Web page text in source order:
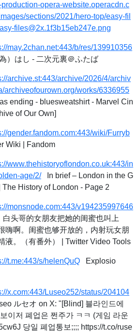
opera-website.operacdn.c
sections/2021/hero-top/easy-fil
files@2x.1f3b15eb247e.png
may.2chan.net:443/b/res/139910356
）はし - 二次元裏＠ふたば
archive.st:443/archive/2026/4/archiv
archiveofourown.org/works/6336955
ending - bluesweatshirt - Marvel Cin
of Our Own]
gender.fandom.com:443/wiki/Furryb
Wiki | Fandom
www.thehistoryoflondon.co.uk:443/in
age/2/In brief – London in the G
History of London - Page 2
monsnode.com:443/v194235997646
头哥的女朋友把她的闺蜜也叫上
嗨啊。闺蜜也够开放的，内射玩女朋
液。（有番外） | Twitter Video Tools
t.me:443/s/helenQuQ Explosio
x.com:443/Luseo252/status/204104
ルセオ on X: "[Blind] 블라인드에
이저 폐업은 쩐주가 ㅋㅋ (게임 라운
당일 폐업통보;;;; https://t.co/ruse